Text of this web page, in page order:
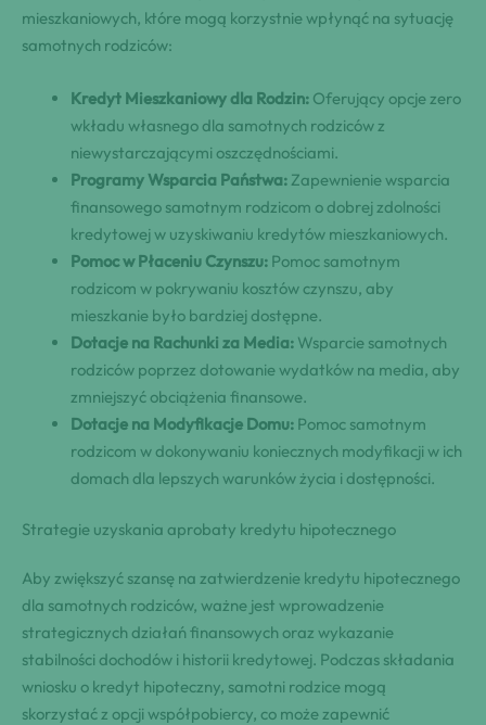
mieszkaniowych, które mogą korzystnie wpłynąć na sytuację
samotnych rodziców:
Kredyt Mieszkaniowy dla Rodzin: Oferujący opcje zero
wkładu własnego dla samotnych rodziców z
niewystarczającymi oszczędnościami.
Programy Wsparcia Państwa: Zapewnienie wsparcia
finansowego samotnym rodzicom o dobrej zdolności
kredytowej w uzyskiwaniu kredytów mieszkaniowych.
Pomoc w Płaceniu Czynszu: Pomoc samotnym
rodzicom w pokrywaniu kosztów czynszu, aby
mieszkanie było bardziej dostępne.
Dotacje na Rachunki za Media: Wsparcie samotnych
rodziców poprzez dotowanie wydatków na media, aby
zmniejszyć obciążenia finansowe.
Dotacje na Modyfikacje Domu: Pomoc samotnym
rodzicom w dokonywaniu koniecznych modyfikacji w ich
domach dla lepszych warunków życia i dostępności.
Strategie uzyskania aprobaty kredytu hipotecznego
Aby zwiększyć szansę na zatwierdzenie kredytu hipotecznego
dla samotnych rodziców, ważne jest wprowadzenie
strategicznych działań finansowych oraz wykazanie
stabilności dochodów i historii kredytowej. Podczas składania
wniosku o kredyt hipoteczny, samotni rodzice mogą
skorzystać z opcji współpobiercy, co może zapewnić